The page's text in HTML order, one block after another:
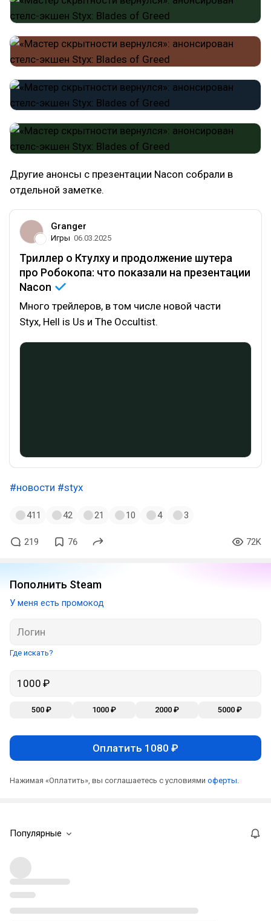
Другие анонсы с презентации Nacon собрали в
отдельной заметке.
Granger
Игры 06.03.2025
Триллер о Ктулху и продолжение шутера
про Робокопа: что показали на презентации
Nacon
Много трейлеров, в том числе новой части
Styx, Hell is Us и The Occultist.
#новости #styx
411 42 21 10 4 3
219 76 72K
Пополнить Steam
У меня есть промокод
Где искать?
500 ₽ 1000 ₽ 2000 ₽ 5000 ₽
Оплатить 1080 ₽
Нажимая «Оплатить», вы соглашаетесь с условиями оферты.
Популярные